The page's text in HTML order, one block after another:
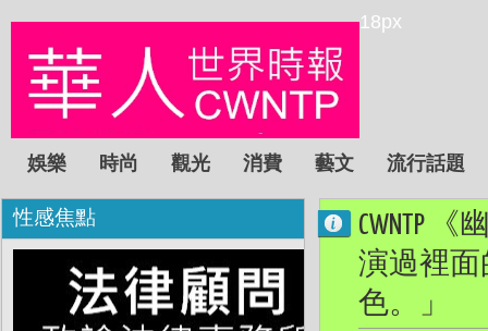
18px
娛樂 時尚 觀光 消費 藝文 流行話題
CWNTP
演過裡面
色。」
性感焦點